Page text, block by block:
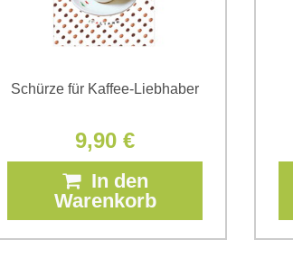
Schürze für Kaffee-Liebhaber
9,90 €
In den
Warenkorb